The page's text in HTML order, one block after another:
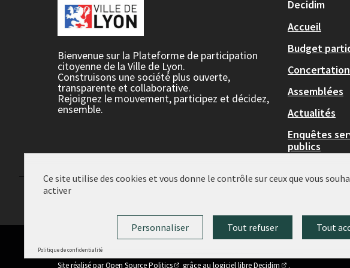
Bienvenue sur la Plateforme de participation
citoyenne de la Ville de Lyon.
Construisons une société plus ouverte,
transparente et collaborative.
Rejoignez le mouvement, participez et décidez,
ensemble.
Decidim
Accueil
Budget
Assemblées
Actualités
Enquêtes
publics
(Lien externe)
Site réalisé parOpen Source Politics grâce au logiciel libre Decidim .
Ce site utilise des cookies et vous donne le contrôle sur ceux que vous
activer
Tout
Tout refuser
Personnaliser
Politique de confidentialité